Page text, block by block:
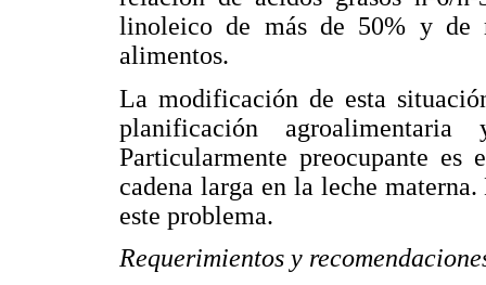
linoleico de más de 50% y de
alimentos.
La modificación de esta
planificación
Particularmente preocupante
cadena larga en la leche materna.
este problema.
Requerimientos y